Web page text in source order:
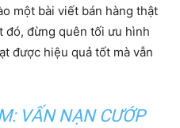
một bài viết bán hàng thật
đó, đừng quên tối ưu hình
được hiệu quả tốt mà vẫn
VẤN NẠN CƯỚP